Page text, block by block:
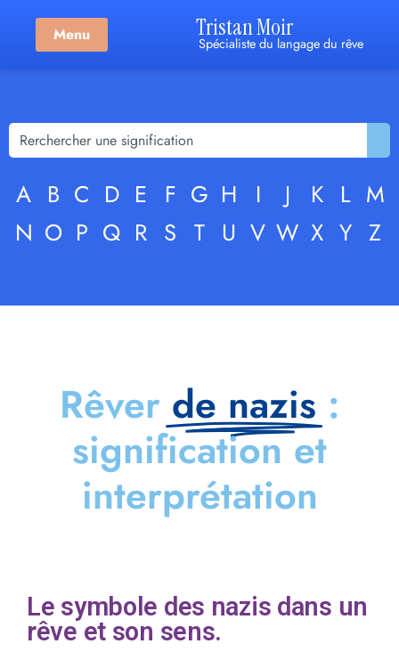
Menu Tristan Moir
Spécialiste du langage du rêve
A B C D E F G H I J K L M
N O P Q R S T U V W X Y Z
Rêver de nazis :
signification et
interprétation
Le symbole des nazis dans un
rêve et son sens.